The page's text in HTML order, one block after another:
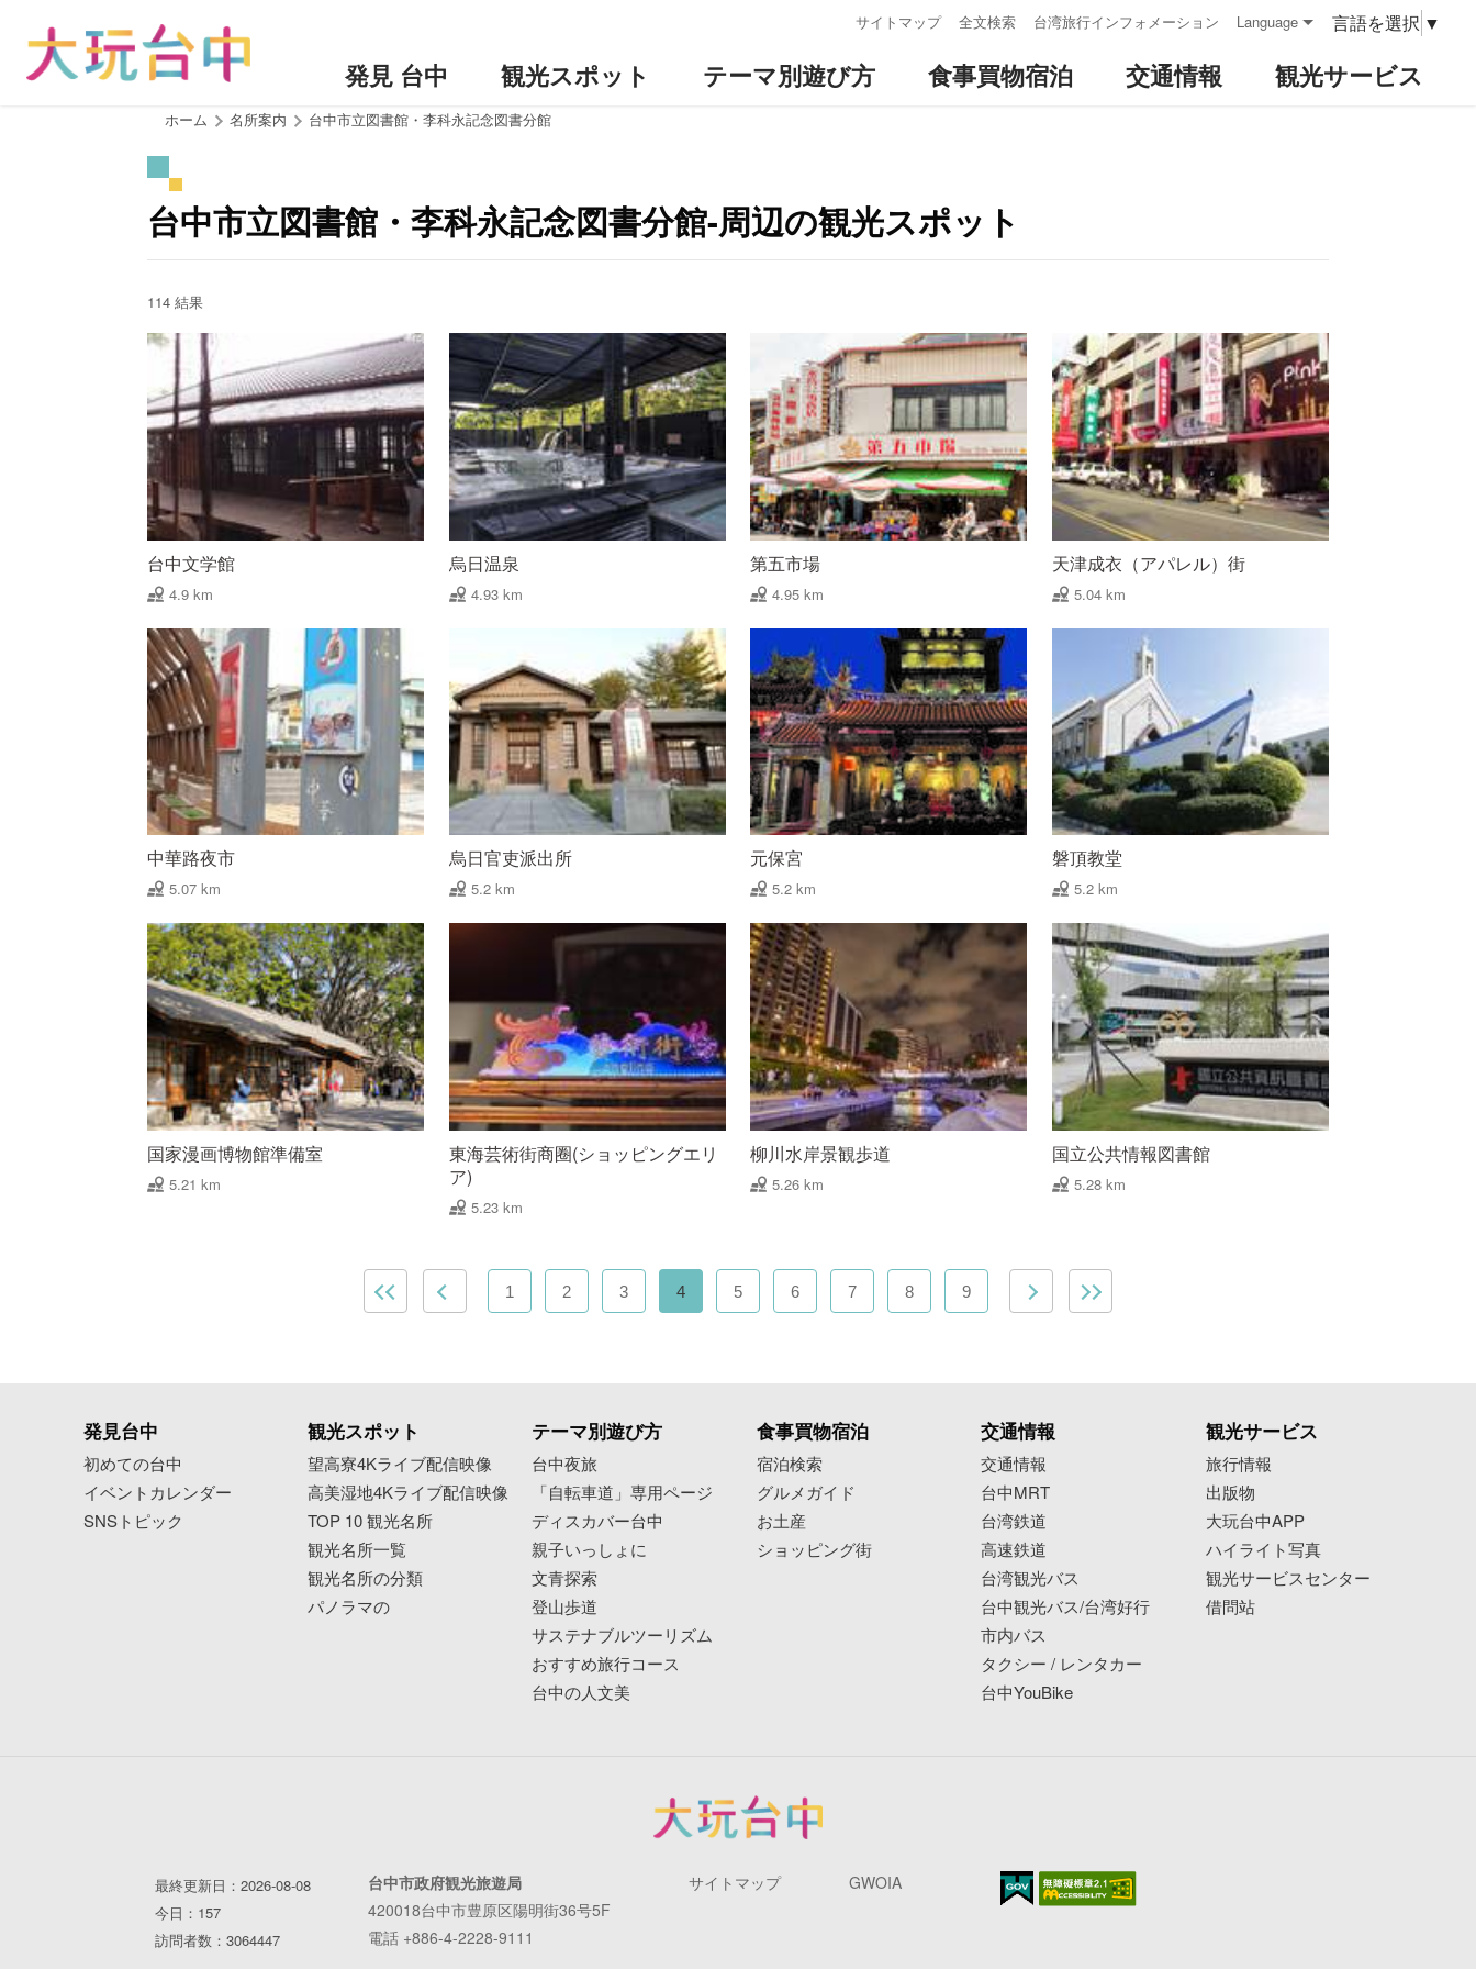
サイトマップ 全文検索 台湾旅行インフォメーション Language 言語を選択 ▼
発見 台中 観光スポット テーマ別遊び方 食事買物宿泊 交通情報 観光サービス
ホーム 名所案内 台中市立図書館・李科永記念図書分館
台中市立図書館・李科永記念図書分館-周辺の観光スポット
114 結果
台中文学館
4.9 km
烏日温泉
4.93 km
第五市場
4.95 km
天津成衣（アパレル）街
5.04 km
中華路夜市
5.07 km
烏日官吏派出所
5.2 km
元保宮
5.2 km
磐頂教堂
5.2 km
国家漫画博物館準備室
5.21 km
東海芸術街商圈(ショッピングエリ
ア)
5.23 km
柳川水岸景観歩道
5.26 km
国立公共情報図書館
5.28 km
1 2 3 4 5 6 7 8 9
発見台中
初めての台中
イベントカレンダー
SNSトピック
観光スポット
望高寮4Kライブ配信映像
高美湿地4Kライブ配信映像
TOP 10 観光名所
観光名所一覧
観光名所の分類
パノラマの
テーマ別遊び方
台中夜旅
「自転車道」専用ページ
ディスカバー台中
親子いっしょに
文青探索
登山歩道
サステナブルツーリズム
おすすめ旅行コース
台中の人文美
食事買物宿泊
宿泊検索
グルメガイド
お土産
ショッピング街
交通情報
交通情報
台中MRT
台湾鉄道
高速鉄道
台湾観光バス
台中観光バス/台湾好行
市内バス
タクシー / レンタカー
台中YouBike
観光サービス
旅行情報
出版物
大玩台中APP
ハイライト写真
観光サービスセンター
借問站
最終更新日：2026-08-08
今日：157
訪問者数：3064447
台中市政府観光旅遊局
420018台中市豊原区陽明街36号5F
電話 +886-4-2228-9111
サイトマップ GWOIA